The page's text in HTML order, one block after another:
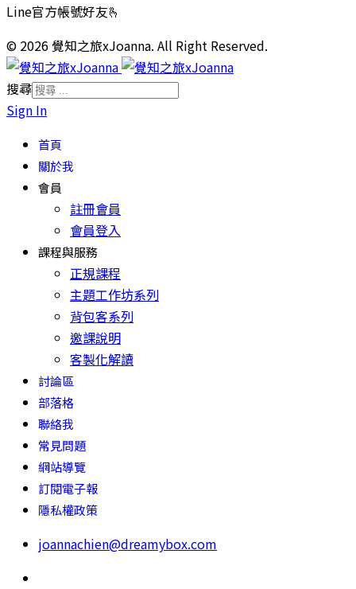
Line官方帳號好友🫰
© 2026 覺知之旅xJoanna. All Right Reserved.
搜尋
Sign In
首頁
關於我
會員
註冊會員
會員登入
課程與服務
正規課程
主題工作坊系列
背包客系列
邀課說明
客製化解讀
討論區
部落格
聯絡我
常見問題
網站導覽
訂閱電子報
隱私權政策
joannachien@dreamybox.com